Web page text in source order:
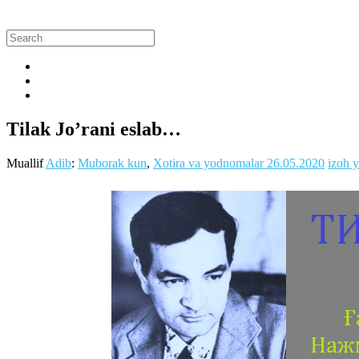
Tilak Jo’rani eslab…
MuallifAdib: Muborak kun, Xotira va yodnomalar 26.05.2020 izoh